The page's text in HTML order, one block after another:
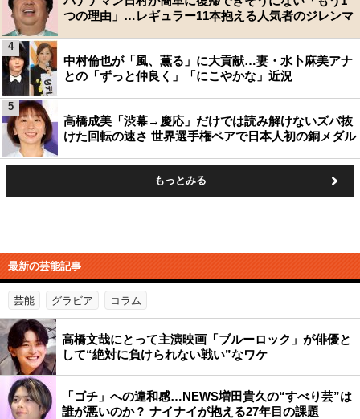
つの理由」…レギュラー11本抱える人気者のジレンマ
中村倫也が「風、薫る」に大貢献…妻・水卜麻美アナ
との「ずっと仲良く」「にこやかな」近況
4
高橋成美「渋幕→慶応」だけでは読み解けないズバ抜
けた回転の速さ 世界選手権ペアで日本人初の銅メダル
5
もっとみる
最新の芸能記事
芸能 グラビア コラム
高橋文哉にとって主演映画「ブルーロック」が俳優と
して“絶対に負けられない戦い”なワケ
「ゴチ」への違和感…NEWS増田貴久の“すべり芸”は
誰が悪いのか？ ナイナイが抱える27年目の課題